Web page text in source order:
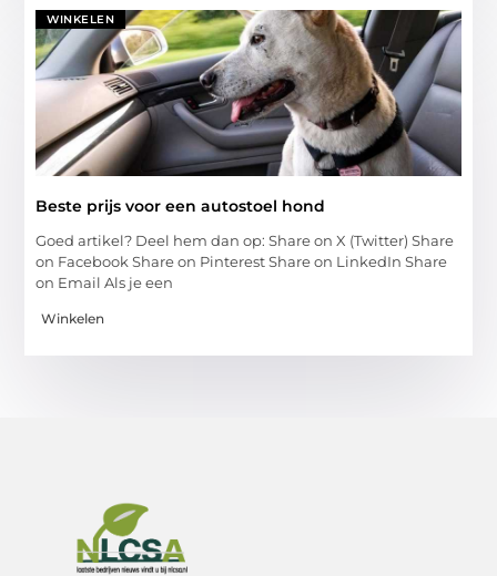
WINKELEN
Beste prijs voor een autostoel hond
Goed artikel? Deel hem dan op: Share on X (Twitter) Share
on Facebook Share on Pinterest Share on LinkedIn Share
on Email Als je een
Winkelen